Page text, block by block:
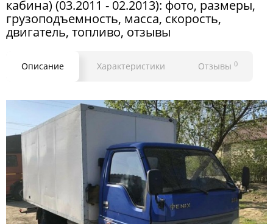
кабина) (03.2011 - 02.2013): фото, размеры,
грузоподъемность, масса, скорость,
двигатель, топливо, отзывы
Описание Характеристики Отзывы 0